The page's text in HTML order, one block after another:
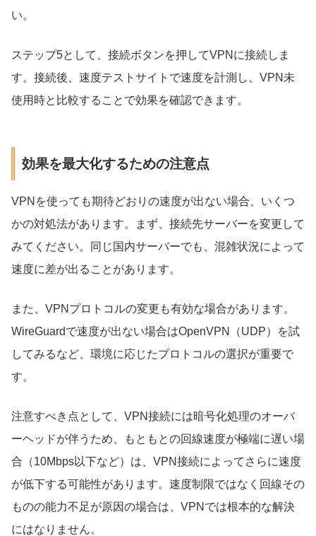
い。
ステップ5として、接続ボタンを押してVPNに接続しま
す。接続後、速度テストサイトで速度を計測し、VPN未
使用時と比較することで効果を確認できます。
効果を最大化するための注意点
VPNを使っても期待どおりの速度が出ない場合、いくつ
かの対処法があります。まず、接続先サーバーを変更して
みてください。同じ国内サーバーでも、混雑状況によって
速度に差が出ることがあります。
また、VPNプロトコルの変更も有効な場合があります。
WireGuardで速度が出ない場合はOpenVPN（UDP）を試
してみるなど、環境に応じたプロトコルの選択が重要で
す。
注意すべき点として、VPN接続には暗号化処理のオーバ
ーヘッドが伴うため、もともとの回線速度が極端に遅い場
合（10Mbps以下など）は、VPN接続によってさらに速度
が低下する可能性があります。速度制限ではなく回線その
ものの能力不足が原因の場合は、VPNでは根本的な解決
にはなりません。